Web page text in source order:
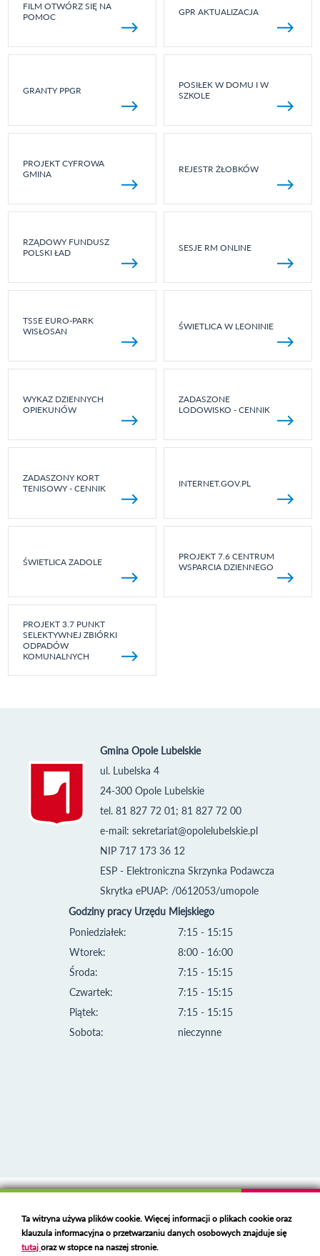
FILM OTWÓRZ SIĘ NA
POMOC
GPR AKTUALIZACJA
GRANTY PPGR
POSIŁEK W DOMU I W
SZKOLE
PROJEKT CYFROWA
GMINA
REJESTR ŻŁOBKÓW
RZĄDOWY FUNDUSZ
POLSKI ŁAD
SESJE RM ONLINE
TSSE EURO-PARK
WISŁOSAN
ŚWIETLICA W LEONINIE
WYKAZ DZIENNYCH
OPIEKUNÓW
ZADASZONE
LODOWISKO - CENNIK
ZADASZONY KORT
TENISOWY - CENNIK
INTERNET.GOV.PL
ŚWIETLICA ZADOLE
PROJEKT 7.6 CENTRUM
WSPARCIA DZIENNEGO
PROJEKT 3.7 PUNKT
SELEKTYWNEJ ZBIÓRKI
ODPADÓW
KOMUNALNYCH
Gmina Opole Lubelskie
ul. Lubelska 4
24-300 Opole Lubelskie
tel. 81 827 72 01; 81 827 72 00
e-mail: sekretariat@opolelubelskie.pl
NIP 717 173 36 12
ESP - Elektroniczna Skrzynka Podawcza
Skrytka ePUAP: /0612053/umopole
Godziny pracy Urzędu Miejskiego
Poniedziałek:
Wtorek:
Środa:
Czwartek:
Piątek:
Sobota:
7:15 - 15:15
8:00 - 16:00
7:15 - 15:15
7:15 - 15:15
7:15 - 15:15
nieczynne
Deklaracja dostępności
Polski serwer RBL
https://polspam.pl/
Ta witryna używa plików cookie. Więcej informacji o plikach cookie oraz
klauzula informacyjna o przetwarzaniu danych osobowych znajduje się
tutajoraz w stopce na naszej stronie.